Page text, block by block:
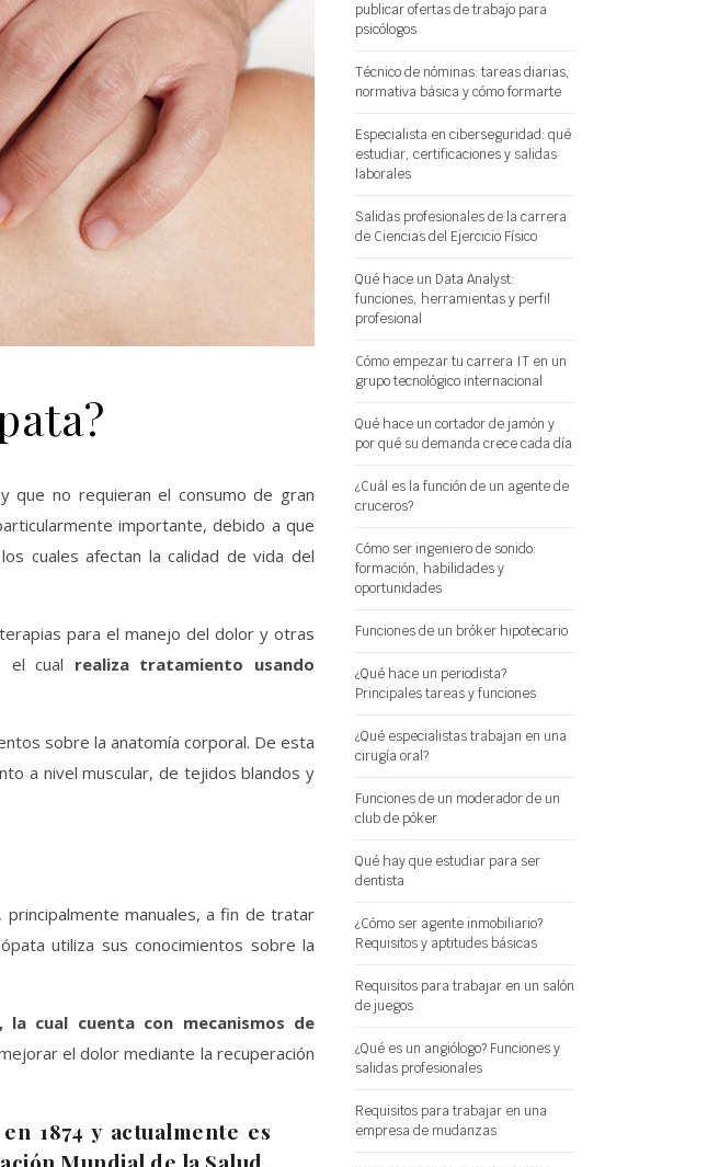
que no requieran el consumo de gran
importante, debido a que
cuales afectan la calidad de vida del
para el manejo del dolor y otras
el cual realiza tratamiento usando
sobre la anatomía corporal. De esta
a nivel muscular, de tejidos blandos y
manuales, a fin de tratar
utiliza sus conocimientos sobre la
cual cuenta con mecanismos de
el dolor mediante la recuperación
1874 y actualmente es
publicar ofertas de trabajo para
psicólogos
Técnico de nóminas: tareas diarias,
normativa básica y cómo formarte
Especialista en ciberseguridad: qué
estudiar, certificaciones y salidas
laborales
Salidas profesionales de la carrera
de Ciencias del Ejercicio Físico
Qué hace un Data Analyst:
funciones, herramientas y perfil
profesional
Cómo empezar tu carrera IT en un
grupo tecnológico internacional
Qué hace un cortador de jamón y
por qué su demanda crece cada día
¿Cuál es la función de un agente de
cruceros?
Cómo ser ingeniero de sonido:
formación, habilidades y
oportunidades
Funciones de un bróker hipotecario
¿Qué hace un periodista?
Principales tareas y funciones
¿Qué especialistas trabajan en una
cirugía oral?
Funciones de un moderador de un
club de póker
Qué hay que estudiar para ser
dentista
¿Cómo ser agente inmobiliario?
Requisitos y aptitudes básicas
Requisitos para trabajar en un salón
de juegos
¿Qué es un angiólogo? Funciones y
salidas profesionales
Requisitos para trabajar en una
empresa de mudanzas